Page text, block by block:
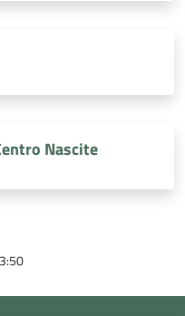
Nascite